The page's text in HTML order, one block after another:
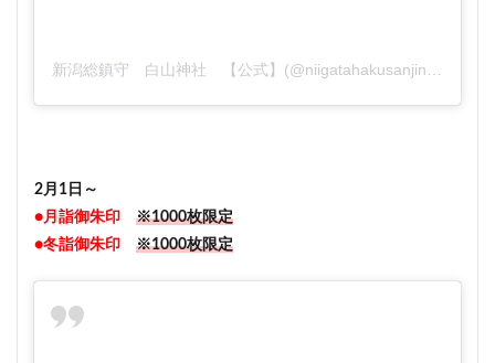
2月1日～
●月詣御朱印
※1000枚限定
●冬詣御朱印
※1000枚限定